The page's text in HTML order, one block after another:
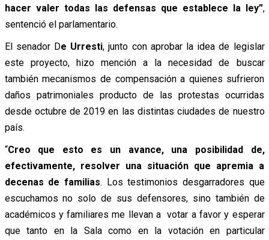
hacer valer todas las defensas que establece la ley”,
sentenció el parlamentario.
El senador De Urresti, junto con aprobar la idea de legislar
este proyecto, hizo mención a la necesidad de buscar
también mecanismos de compensación a quienes sufrieron
daños patrimoniales producto de las protestas ocurridas
desde octubre de 2019 en las distintas ciudades de nuestro
país.
“Creo que esto es un avance, una posibilidad de,
efectivamente, resolver una situación que apremia a
decenas de familias. Los testimonios desgarradores que
escuchamos no solo de sus defensores, sino también de
académicos y familiares me llevan a votar a favor y esperar
que tanto en la Sala como en la votación en particular